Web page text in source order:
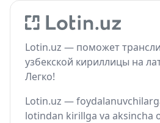
Lotin.uz — поможет
узбекской кириллицы на
Легко!
Lotin.uz —
lotindan kirillga va aksincha